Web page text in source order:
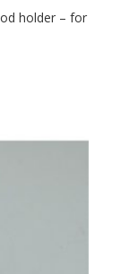
holder – for